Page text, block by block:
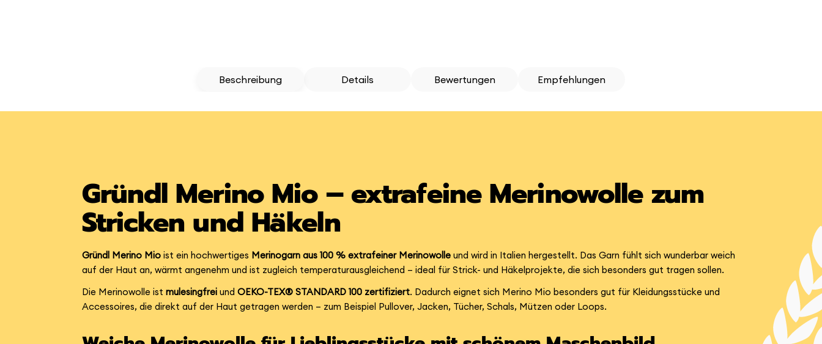
Beschreibung Details Bewertungen Empfehlungen
Gründl Merino Mio – extrafeine Merinowolle zum
Stricken und Häkeln
Gründl Merino Mio ist ein hochwertiges Merinogarn aus 100 % extrafeiner Merinowolle und wird in Italien hergestellt. Das Garn fühlt sich wunderbar weich
auf der Haut an, wärmt angenehm und ist zugleich temperaturausgleichend – ideal für Strick- und Häkelprojekte, die sich besonders gut tragen sollen.
Die Merinowolle istmulesingfrei undOEKO-TEX® STANDARD 100 zertifiziert. Dadurch eignet sich Merino Mio besonders gut für Kleidungsstücke und
Accessoires, die direkt auf der Haut getragen werden – zum Beispiel Pullover, Jacken, Tücher, Schals, Mützen oder Loops.